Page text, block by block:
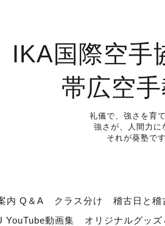
IKA国際空手
帯広空
礼儀で、強さを育て
強さが、人間力に
それが葵塾です
内 Q＆A クラス分け 稽古日と稽
YouTube動画集
オリジナルグッズ